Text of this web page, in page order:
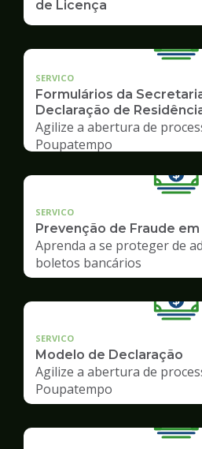
de Licença
SERVICO
Formulários da
Declaração de
Agilize a abertura de
Poupatempo
SERVICO
Prevenção de Fraude
Aprenda a se proteger de
boletos bancários
SERVICO
Modelo de Declaração
Agilize a abertura de
Poupatempo